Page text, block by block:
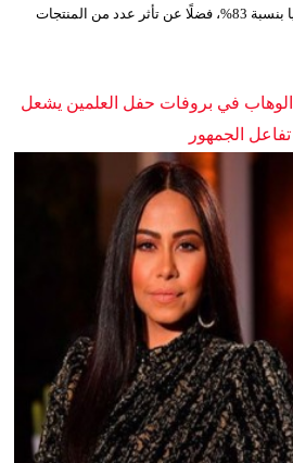
انخفاض صادرات أسمدة اليوريا بنسبة 83%، فضلًا عن تأثر عدد من المنتجات
في بروفات حفل العلمين يشعل
تفاعل الجمهور